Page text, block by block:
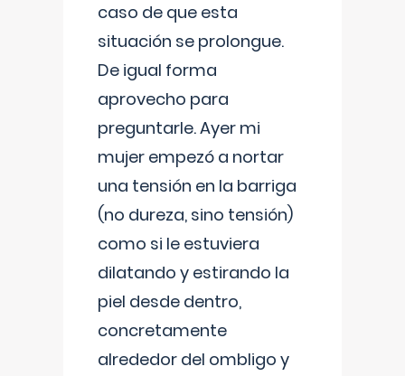
caso de que esta
situación se prolongue.
De igual forma
aprovecho para
preguntarle. Ayer mi
mujer empezó a nortar
una tensión en la barriga
(no dureza, sino tensión)
como si le estuviera
dilatando y estirando la
piel desde dentro,
concretamente
alrededor del ombligo y